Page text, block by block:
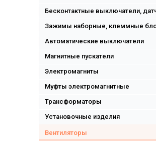
Бесконтактные выключатели,
Зажимы наборные, клеммные
Автоматические выключатели
Магнитные пускатели
Электромагниты
Муфты электромагнитные
Трансформаторы
Установочные изделия
Вентиляторы